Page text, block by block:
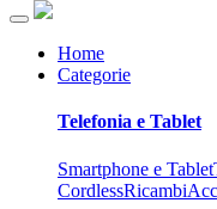
Home
Categorie
Telefonia e Tablet
Smartphone e Tablet
CordlessRicambi